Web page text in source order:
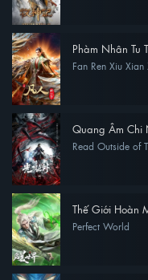
Phàm Nhân Tu
Fan Ren Xiu Xian
Quang Âm Chi
Read Outside of
Thế Giới Hoàn
Perfect World